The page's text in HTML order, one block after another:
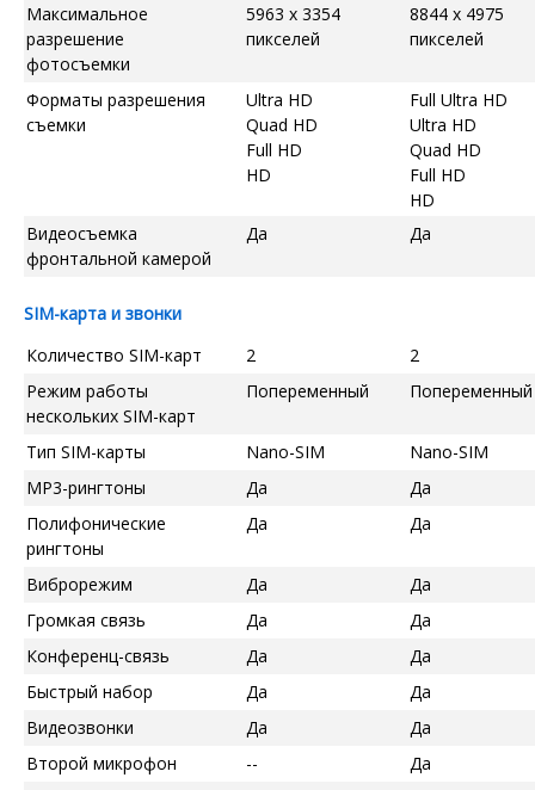
Максимальное
разрешение
фотосъемки
5963 x 3354
пикселей
8844 x 4975
пикселей
Форматы разрешения
съемки
Ultra HD
Quad HD
Full HD
HD
Full Ultra HD
Ultra HD
Quad HD
Full HD
HD
Видеосъемка
фронтальной камерой
Да Да
SIM-карта и звонки
Количество SIM-карт
2
2
Режим работы
нескольких SIM-карт
Попеременный Попеременный
Тип SIM-карты Nano-SIM
Nano-SIM
MP3-рингтоны
Да
Да
Полифонические
рингтоны
Да Да
Виброрежим Да
Да
Громкая связь
Да
Да
Конференц-связь
Да
Да
Быстрый набор
Да
Да
Видеозвонки
Да
Да
Второй микрофон
--
Да